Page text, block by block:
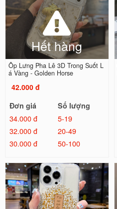
Hết hàng
Ốp Lưng Pha Lê 3D Trong Suốt L
á Vàng - Golden Horse
42.000 đ
Đơn giá
Số lượng
34.000 đ
5-19
32.000 đ
20-49
30.000 đ
50-100